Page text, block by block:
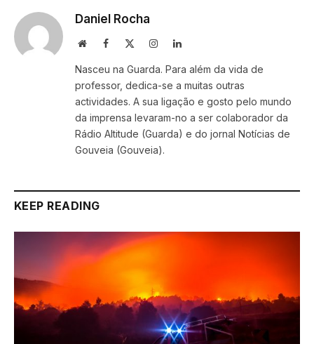
Daniel Rocha
WebsiteFacebook InstagramLinkedIn
Nasceu na Guarda. Para além da vida de
professor, dedica-se a muitas outras
actividades. A sua ligação e gosto pelo mundo
da imprensa levaram-no a ser colaborador da
Rádio Altitude (Guarda) e do jornal Notícias de
Gouveia (Gouveia).
KEEP READING